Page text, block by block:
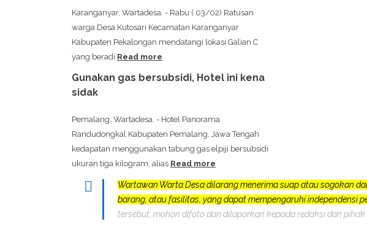
Karanganyar, Wartadesa. - Rabu ( 03/02) Ratusan
warga Desa Kutosari Kecamatan Karanganyar
Kabupaten Pekalongan mendatangi lokasi Galian C
yang beradi Read more
Gunakan gas bersubsidi, Hotel ini kena
sidak
Pemalang, Wartadesa. - Hotel Panorama
Randudongkal Kabupaten Pemalang, Jawa Tengah
kedapatan menggunakan tabung gas elpiji bersubsidi
ukuran tiga kilogram, alias Read more
Wartawan Warta Desa dilarang menerima suap atau sogokan
barang, atau fasilitas, yang dapat mempengaruhi independensi
tersebut, mohon difoto dan dilaporkan kepada redaksi dan